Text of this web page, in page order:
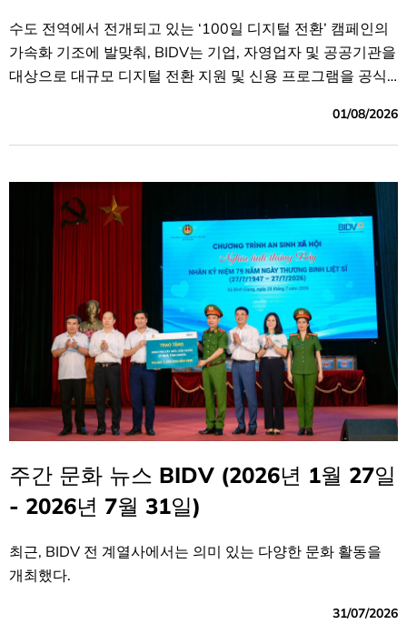
수도 전역에서 전개되고 있는 ‘100일 디지털 전환’ 캠페인의
가속화 기조에 발맞춰, BIDV는 기업, 자영업자 및 공공기관을
대상으로 대규모 디지털 전환 지원 및 신용 프로그램을 공식
01/08/2026
주간 문화 뉴스 BIDV (2026년 1월 27일
- 2026년 7월 31일)
최근, BIDV 전 계열사에서는 의미 있는 다양한 문화 활동을
개최했다.
31/07/2026